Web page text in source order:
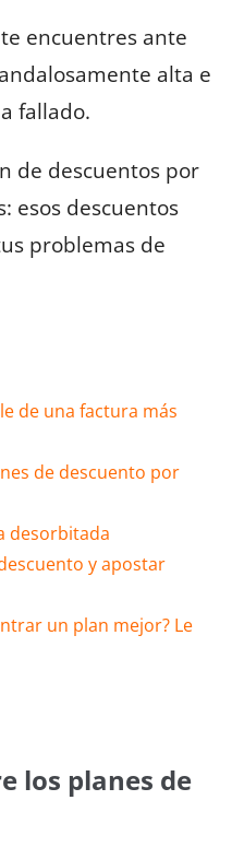
encuentres ante
alta e
fallado.
de descuentos por
esos descuentos
problemas de
de una factura más
de descuento por
desorbitada
y apostar
un plan mejor? Le
los planes de